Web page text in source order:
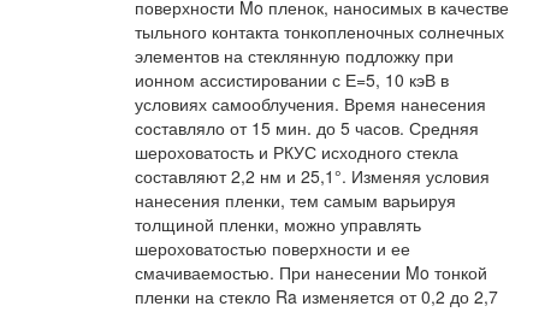
поверхности Mo пленок, наносимых в качестве
тыльного контакта тонкопленочных солнечных
элементов на стеклянную подложку при
ионном ассистировании с Е=5, 10 кэВ в
условиях самооблучения. Время нанесения
составляло от 15 мин. до 5 часов. Средняя
шероховатость и РКУС исходного стекла
составляют 2,2 нм и 25,1°. Изменяя условия
нанесения пленки, тем самым варьируя
толщиной пленки, можно управлять
шероховатостью поверхности и ее
смачиваемостью. При нанесении Mo тонкой
пленки на стекло Ra изменяется от 0,2 до 2,7